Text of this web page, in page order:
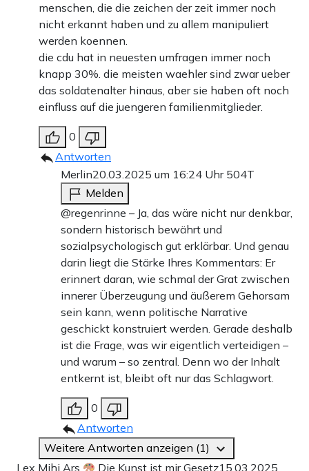
menschen, die die zeichen der zeit immer noch
nicht erkannt haben und zu allem manipuliert
werden koennen.
die cdu hat in neuesten umfragen immer noch
knapp 30%. die meisten waehler sind zwar ueber
das soldatenalter hinaus, aber sie haben oft noch
einfluss auf die juengeren familienmitglieder.
0
Antworten
Merlin20.03.2025 um 16:24 Uhr 504T
Melden
@regenrinne – Ja, das wäre nicht nur denkbar,
sondern historisch bewährt und
sozialpsychologisch gut erklärbar. Und genau
darin liegt die Stärke Ihres Kommentars: Er
erinnert daran, wie schmal der Grat zwischen
innerer Überzeugung und äußerem Gehorsam
sein kann, wenn politische Narrative
geschickt konstruiert werden. Gerade deshalb
ist die Frage, was wir eigentlich verteidigen –
und warum – so zentral. Denn wo der Inhalt
entkernt ist, bleibt oft nur das Schlagwort.
0
Antworten
Weitere Antworten anzeigen (1)
Lex Mihi Ars
Die Kunst ist mir Gesetz15.03.2025